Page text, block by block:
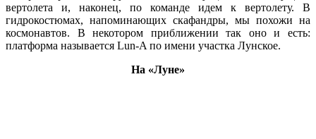
вертолета и, наконец, по команде идем к вертолету. В
гидрокостюмах, напоминающих скафандры, мы похожи на
космонавтов. В некотором приближении так оно и есть:
платформа называется Lun-A по имени участка Лунское.
На «Луне»